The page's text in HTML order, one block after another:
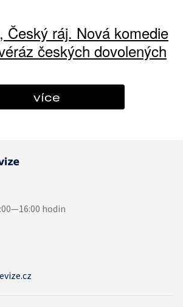
Český ráj. Nová komedie
českých dovolených
více